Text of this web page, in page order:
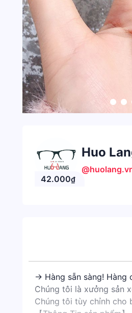
Huo
42.000₫
→ Hàng sẵn sàng! Hàng
Chúng tôi là xưởng sản
Chúng tôi tùy chỉnh cho